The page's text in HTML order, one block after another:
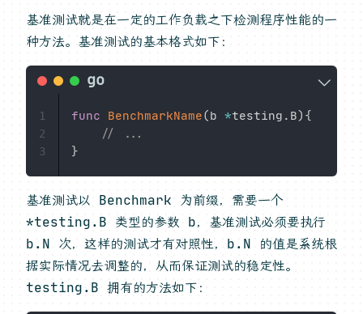
基准测试就是在一定的工作负载之下检测程序性能的一
种方法。基准测试的基本格式如下：
func BenchmarkName(b *testing . B) {
// ...
}
1
2
3
基准测试以 Benchmark 为前缀，需要一个
*testing.B 类型的参数 b，基准测试必须要执行
b.N 次，这样的测试才有对照性，b.N 的值是系统根
据实际情况去调整的，从而保证测试的稳定性。
testing.B 拥有的方法如下：